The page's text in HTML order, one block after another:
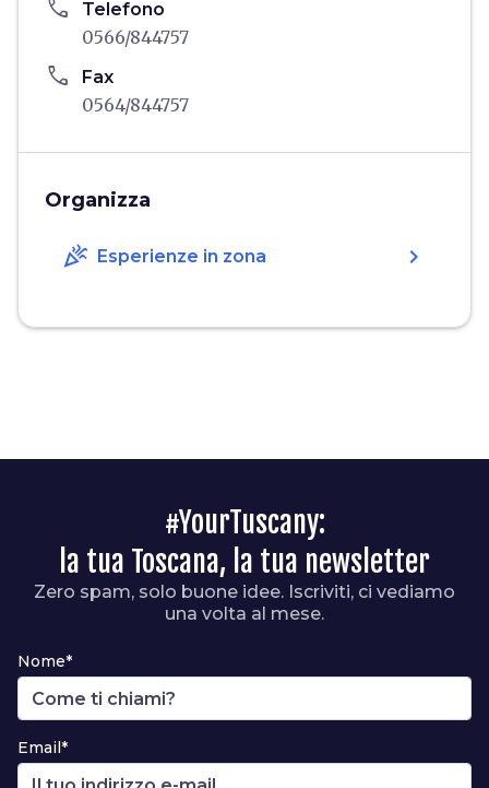
phone Telefono
0566/844757
phone Fax
0564/844757
Organizza
celebration Esperienze in zona chevron_right
#YourTuscany:
la tua Toscana, la tua newsletter
Zero spam, solo buone idee. Iscriviti, ci vediamo
una volta al mese.
Nome*
Email*